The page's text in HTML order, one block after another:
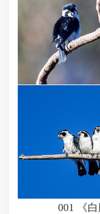
001 《